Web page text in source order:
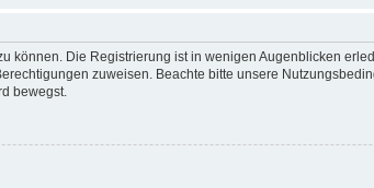
können. Die Registrierung ist in wenigen Augenblicken
zuweisen. Beachte bitte unsere
bewegst.